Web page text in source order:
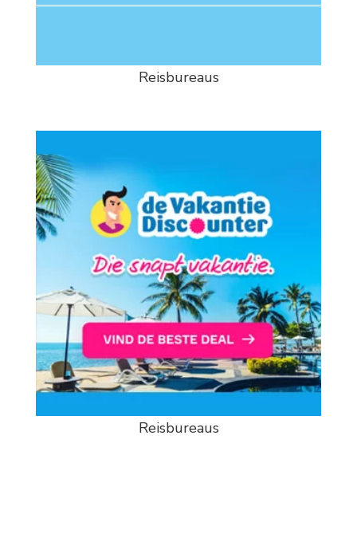
Reisbureaus
Reisbureaus